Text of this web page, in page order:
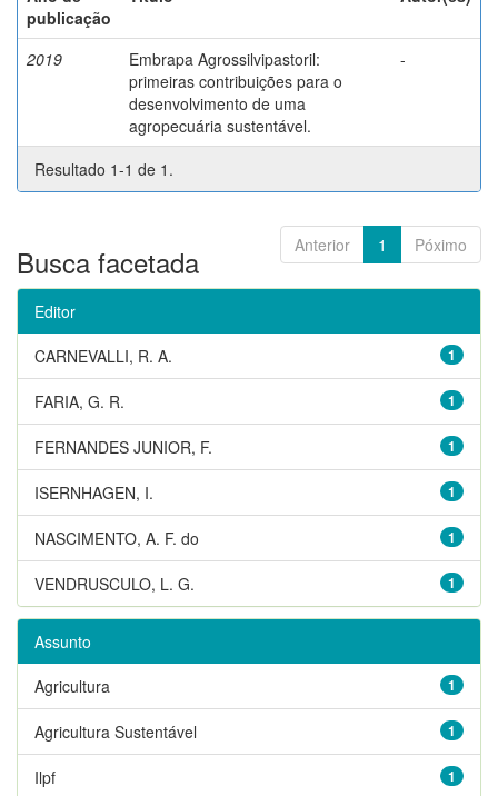
publicação
2019
Embrapa Agrossilvipastoril:
primeiras contribuições para o
desenvolvimento de uma
agropecuária sustentável.
-
Resultado 1-1 de 1.
Anterior 1 Póximo
Busca facetada
Editor
1
CARNEVALLI, R. A.
1
FARIA, G. R.
1
FERNANDES JUNIOR, F.
1
ISERNHAGEN, I.
1
NASCIMENTO, A. F. do
1
VENDRUSCULO, L. G.
Assunto
1
Agricultura
1
Agricultura Sustentável
1
Ilpf